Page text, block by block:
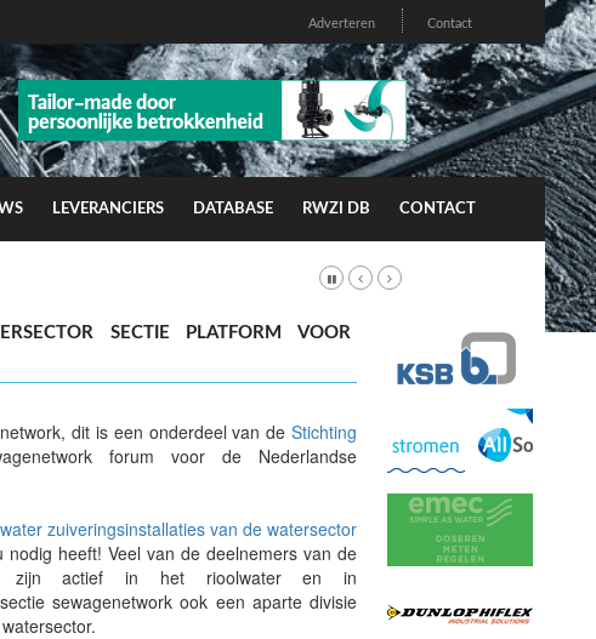
Adverteren Contact
LEVERANCIERS DATABASE RWZI DB CONTACT
SECTIE PLATFORM VOOR
dit is een onderdeel van de Stichting
forum voor de Nederlandse
zuiveringsinstallaties van de watersector
heeft! Veel van de deelnemers van de
zijn actief in het rioolwater en in
sewagenetwork ook een aparte divisie